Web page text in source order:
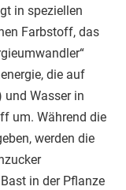
in speziellen
Farbstoff, das
die auf
und Wasser in
um. Während die
werden die
in der Pflanze